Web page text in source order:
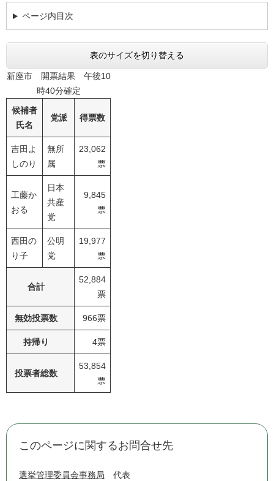
ページ内目次
表のサイズを切り替える
新座市 開票結果 午後10
時40分確定
候補者
氏名
党派 得票数
吉田よ
しのり
無所
属
23,062
票
工藤か
おる
日本
共産
党
9,845
票
西田の
り子
公明
党
19,977
票
合計
52,884
票
無効投票数 966票
持帰り 4票
投票者総数
53,854
票
このページに関するお問合せ先
選挙管理委員会事務局 代表